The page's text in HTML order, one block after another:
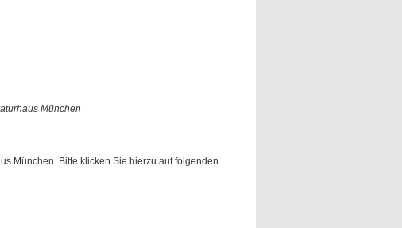
München
München. Bitte klicken Sie hierzu auf folgenden